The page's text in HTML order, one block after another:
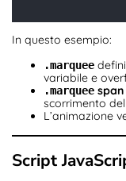
In questo esempio:
.marquee
variabile e
.marquee span
scorrimento
L’animazione
Script